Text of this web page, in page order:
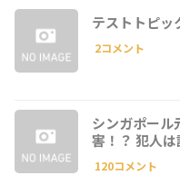
テストトピッ
2コメント
シンガポール
害！？ 犯人
120コメント